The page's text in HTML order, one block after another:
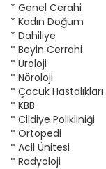
* Genel Cerahi
* Kadın Doğum
* Dahiliye
* Beyin Cerrahi
* Üroloji
* Nöroloji
* Çocuk Hastalıkları
* KBB
* Cildiye Polikliniği
* Ortopedi
* Acil Ünitesi
* Radyoloji